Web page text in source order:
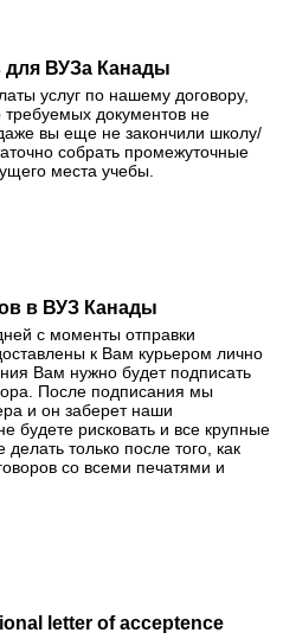
для ВУЗа Канады
услуг по нашему договору,
документов не
вы еще не закончили школу/
собрать промежуточные
места учебы.
в ВУЗ Канады
с моменты отправки
к Вам курьером лично
Вам нужно будет подписать
После подписания мы
и он заберет наши
будете рисковать и все крупные
только после того, как
со всеми печатями и
letter of acceptence